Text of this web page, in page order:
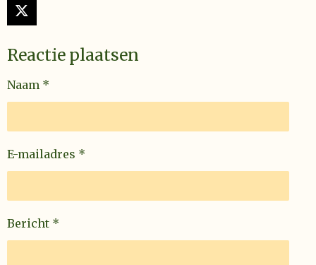
X
Reactie plaatsen
Naam *
E-mailadres *
Bericht *